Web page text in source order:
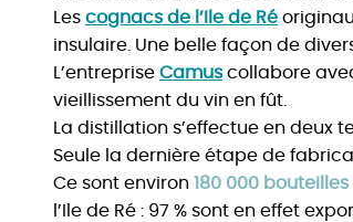
Les cognacs de l’Ile de Ré
insulaire. Une belle façon de
L’entreprise Camuscollabore
vieillissement du vin en fût.
La distillation s’effectue en
Seule la dernière étape de
Ce sont environ 180 000 bouteilles
l’Ile de Ré : 97 % sont en effet